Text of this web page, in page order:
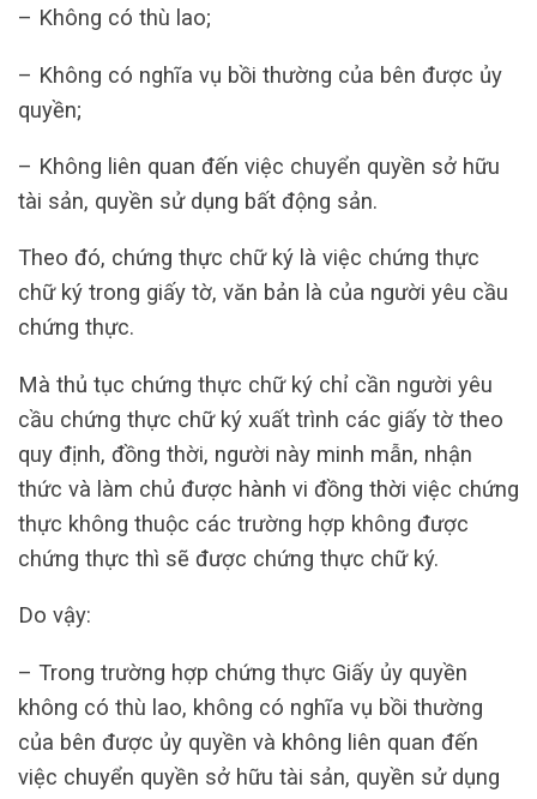
– Không có thù lao;
– Không có nghĩa vụ bồi thường của bên được ủy
quyền;
– Không liên quan đến việc chuyển quyền sở hữu
tài sản, quyền sử dụng bất động sản.
Theo đó, chứng thực chữ ký là việc chứng thực
chữ ký trong giấy tờ, văn bản là của người yêu cầu
chứng thực.
Mà thủ tục chứng thực chữ ký chỉ cần người yêu
cầu chứng thực chữ ký xuất trình các giấy tờ theo
quy định, đồng thời, người này minh mẫn, nhận
thức và làm chủ được hành vi đồng thời việc chứng
thực không thuộc các trường hợp không được
chứng thực thì sẽ được chứng thực chữ ký.
Do vậy:
– Trong trường hợp chứng thực Giấy ủy quyền
không có thù lao, không có nghĩa vụ bồi thường
của bên được ủy quyền và không liên quan đến
việc chuyển quyền sở hữu tài sản, quyền sử dụng